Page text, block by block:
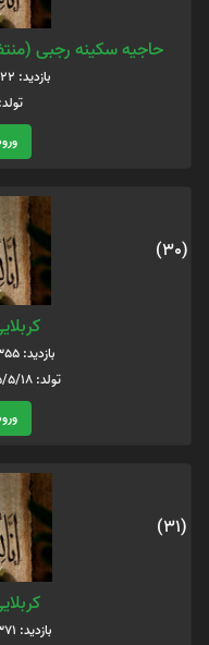
حاجیه سکینه رجبی
بازدید: 322 - کد متوفی: 6069175
تولد:
(30)
بازدید: 355 - کد متوفی: 6073737
تولد: 1345/5/18 فوت: 1398/12/3
(31)
بازدید: 371 - کد متوفی: 6073779